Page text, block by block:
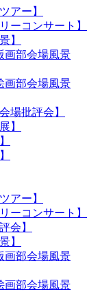
アー】
ーコンサート】
】
画部会場風景
画部会場風景
場批評会】
】
アー】
ーコンサート】
会】
】
画部会場風景
画部会場風景